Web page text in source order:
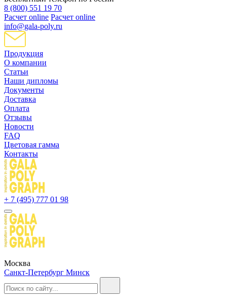
8 (800) 551 19 70
Расчет online Расчет online
info@gala-poly.ru
Продукция
О компании
Статьи
Наши дипломы
Документы
Доставка
Оплата
Отзывы
Новости
FAQ
Цветовая гамма
Контакты
+ 7 (495) 777 01 98
Москва
Санкт-Петербург Минск